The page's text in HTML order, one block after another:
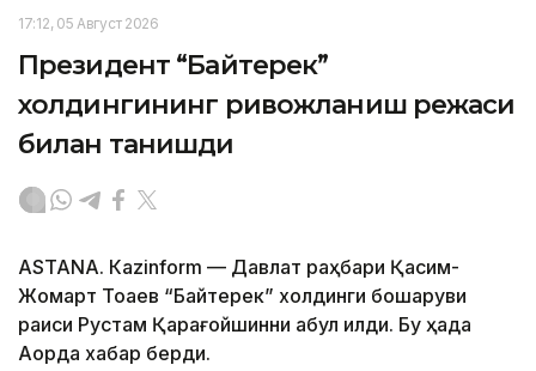
17:12, 05 Август 2026
Президент “Байтерек”
холдингининг ривожланиш режаси
билан танишди
ASTANА. Каzinform — Давлат раҳбари Қасим-
Жомарт Тоқаев “Байтерек” холдинги бошқаруви
раиси Рустам Қарағойшинни қабул қилди. Бу ҳақда
Ақорда хабар берди.